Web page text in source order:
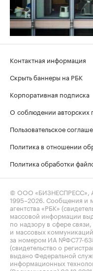
Контактная информация
Скрыть баннеры на РБК
Корпоративная подписка
О соблюдении авторских
Пользовательское
Политика в отношении
Политика обработки
© ООО «БИЗНЕСПРЕСС»,
1995–2026. Сообщения и
агентства «РБК»
массовой информации
по надзору в сфере
и массовых
за номером ИА №ФС77-
(свидетельство о
выдано Федеральной
информационных